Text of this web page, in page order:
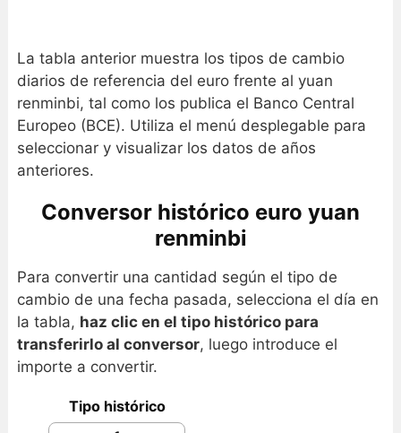
La tabla anterior muestra los tipos de cambio
diarios de referencia del euro frente al yuan
renminbi, tal como los publica el Banco Central
Europeo (BCE). Utiliza el menú desplegable para
seleccionar y visualizar los datos de años
anteriores.
Conversor histórico euro yuan
renminbi
Para convertir una cantidad según el tipo de
cambio de una fecha pasada, selecciona el día en
la tabla, haz clic en el tipo histórico para
transferirlo al conversor, luego introduce el
importe a convertir.
Tipo histórico